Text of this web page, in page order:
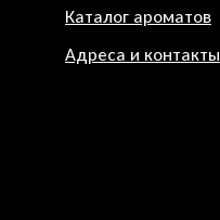
Каталог ароматов
Адреса и контакты